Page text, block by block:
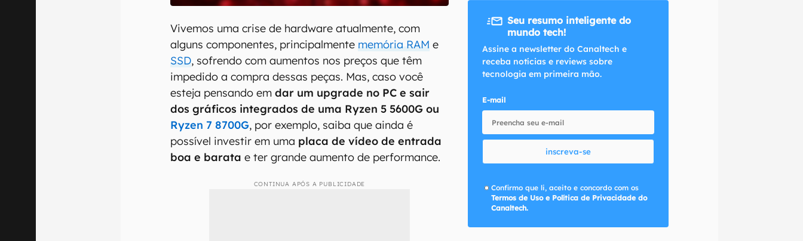
Vivemos uma crise de hardware atualmente, com
alguns componentes, principalmente memória RAM e
SSD, sofrendo com aumentos nos preços que têm
impedido a compra dessas peças. Mas, caso você
esteja pensando emdar um upgrade no PC e sair
dos gráficos integrados de uma Ryzen 5 5600G ou
Ryzen 7 8700G, por exemplo, saiba que ainda é
possível investir em uma placa de vídeo de entrada
boa e barata e ter grande aumento de performance.
CONTINUA APÓS A PUBLICIDADE
Seu resumo inteligente do
mundo tech!
Assine a newsletter do Canaltech e
receba notícias e reviews sobre
tecnologia em primeira mão.
E-mail
inscreva-se
Confirmo que li, aceito e concordo com os
Termos de Uso e Política de Privacidade do
Canaltech.